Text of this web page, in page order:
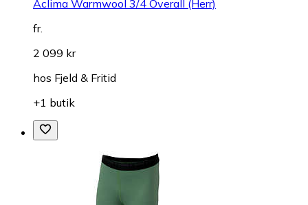
Aclima Warmwool 3/4 Overall (Herr)
fr.
2 099 kr
hos Fjeld & Fritid
+1 butik